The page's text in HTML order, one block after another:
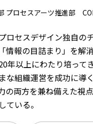
プロセスアーツ推進部
ロセスデザイン独自の
情報の目詰まり」を
年以上にわたり培って
な組織運営を成功に導
両方を兼ね備えた視
いる。